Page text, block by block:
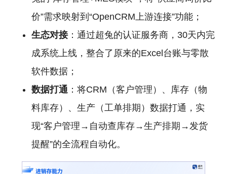
价”需求映射到“OpenCRM上游连接”功能；
生态对接：通过超兔的认证服务商，30天内完
成系统上线，整合了原来的Excel台账与零散
软件数据；
数据打通 ：将CRM（客户管理）、库存（物
料库存）、生产（工单排期）数据打通，实
现“客户管理→自动查库存→生产排期→发货
提醒”的全流程自动化。